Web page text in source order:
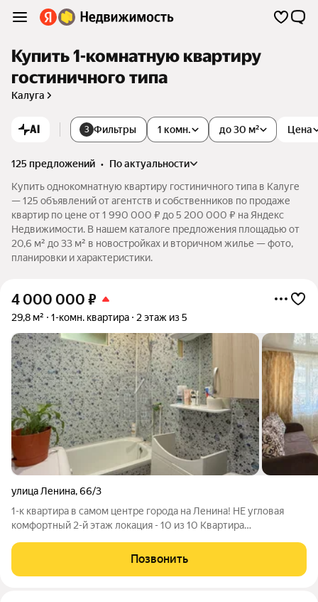
Купить 1-комнатную квартиру
гостиничного типа
Калуга
AI 3 Фильтры 1 комн. Цена
до 30 м²
125 предложений •
по актуальности
Купить однокомнатную квартиру гостиничного типа в Калуге
— 125 объявлений от агентств и собственников по продаже
квартир по цене от 1 990 000 ₽ до 5 200 000 ₽ на Яндекс
Недвижимости. В нашем каталоге предложения площадью от
20,6 м² до 33 м² в новостройках и вторичном жилье — фото,
планировки и характеристики.
4 000 000 ₽
29,8 м² 1-комн. квартира 2 этаж из 5
улица Ленина,66/3
1-к квартира в самом центре города на Ленина! НЕ угловая
комфортный 2-й этаж локация - 10 из 10 Квартира
кирпичный дом, несколько лет назад обновлен и утеплен
фасад. Состояние квартиры
Позвонить